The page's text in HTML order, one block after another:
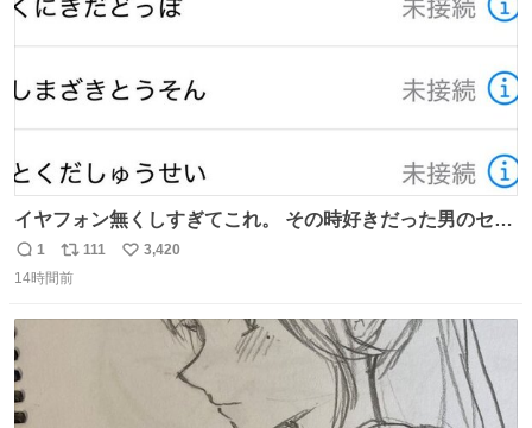
イヤフォン無くしすぎてこれ。 その時好きだった男のセコ
ムの名前にしてる
返
信
1
リ
ポ
111
い
3,420
14時間前